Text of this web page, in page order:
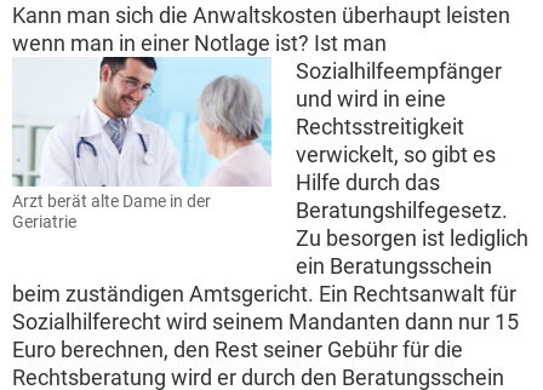
Kann man sich die Anwaltskosten überhaupt leisten
wenn man in einer Notlage ist?
Arzt berät alte Dame in der
Geriatrie
Ist man
Sozialhilfeempfänger
und wird in eine
Rechtsstreitigkeit
verwickelt, so gibt es
Hilfe durch das
Beratungshilfegesetz.
Zu besorgen ist lediglich
ein Beratungsschein
beim zuständigen Amtsgericht. Ein Rechtsanwalt für
Sozialhilferecht wird seinem Mandanten dann nur 15
Euro berechnen, den Rest seiner Gebühr für die
Rechtsberatung wird er durch den Beratungsschein